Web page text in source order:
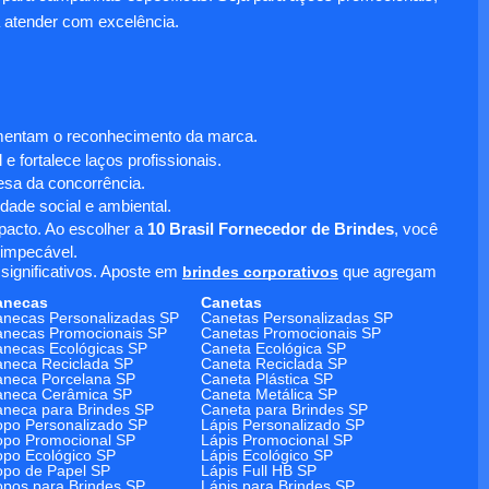
com excelência.
o reconhecimento da marca.
fortalece laços profissionais.
da concorrência.
social e ambiental.
Ao escolher a 10 Brasil Fornecedor de Brindes, você
Aposte em brindes corporativos que agregam
Canetas
Personalizadas SP
Canetas Personalizadas SP
Promocionais SP
Canetas Promocionais SP
Ecológicas SP
Caneta Ecológica SP
Reciclada SP
Caneta Reciclada SP
Porcelana SP
Caneta Plástica SP
Cerâmica SP
Caneta Metálica SP
para Brindes SP
Caneta para Brindes SP
Personalizado SP
Lápis Personalizado SP
Promocional SP
Lápis Promocional SP
Ecológico SP
Lápis Ecológico SP
de Papel SP
Lápis Full HB SP